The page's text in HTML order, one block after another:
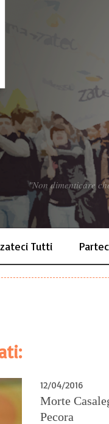
"Non dimenticare
Tutti
12/04/2016
Morte
Pecora